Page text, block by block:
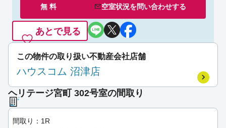
無 料 空室状況を問い合わせする
あとで見る
この物件の取り扱い不動産会社店舗
ハウスコム 沼津店
ヘリテージ宮町 302号室の間取り
間取り：1R